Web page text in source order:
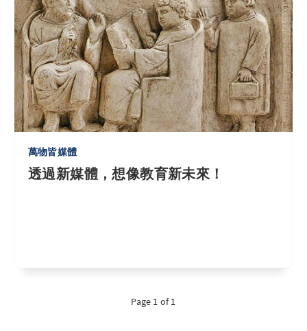
萬物皆媒體
透過新媒體，想像教育新未來！
Page 1 of 1